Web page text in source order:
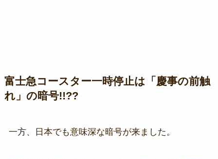
富士急コースター一時停止は「慶事の前触
れ」の暗号!!??
一方、日本でも意味深な暗号が来ました。